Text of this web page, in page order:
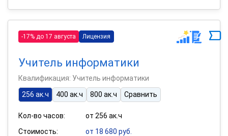
-17% до 17 августа Лицензия
Учитель информатики
Квалификация: Учитель информатики
256 ак.ч
400 ак.ч 800 ак.ч Сравнить
Кол-во часов:
от 256 ак.ч
Стоимость:
от 18 680 руб.